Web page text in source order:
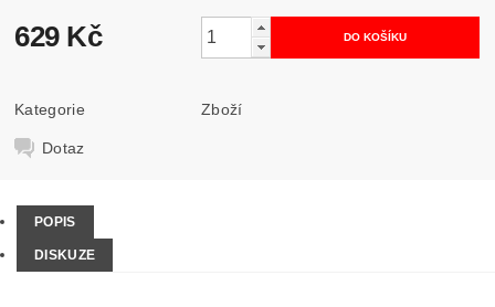
629 Kč
Kategorie Zboží
Dotaz
POPIS
DISKUZE